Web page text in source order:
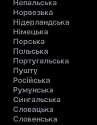
Непальська
Норвезька
Нідерландська
Німецька
Перська
Польська
Португальська
Пушту
Російська
Румунська
Сингальська
Словацька
Словенська